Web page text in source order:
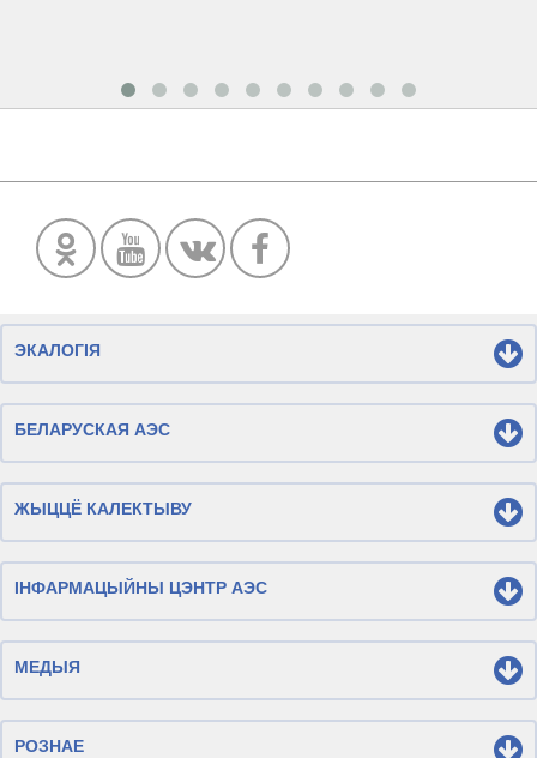
ЭКАЛОГІЯ
БЕЛАРУСКАЯ АЭС
ЖЫЦЦЁ КАЛЕКТЫВУ
ІНФАРМАЦЫЙНЫ ЦЭНТР АЭС
МЕДЫЯ
РОЗНАЕ